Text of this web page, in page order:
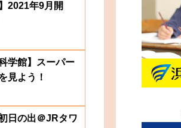
2021年9月開
学館】スーパー
見よう！
日の出＠JRタワ